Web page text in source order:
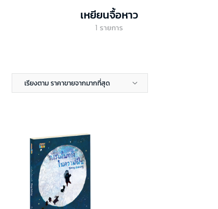
เหยียนจื้อหาว
1 รายการ
เรียงตาม ราคาขายจากมากที่สุด